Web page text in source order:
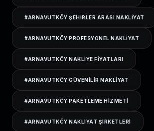
#ARNAVUTKÖY ŞEHIRLER ARASI NAKLIYAT
#ARNAVUTKÖY PROFESYONEL NAKLIYAT
#ARNAVUTKÖY NAKLIYE FIYATLARI
#ARNAVUTKÖY GÜVENILIR NAKLIYAT
#ARNAVUTKÖY PAKETLEME HIZMETI
#ARNAVUTKÖY NAKLIYAT ŞIRKETLERI